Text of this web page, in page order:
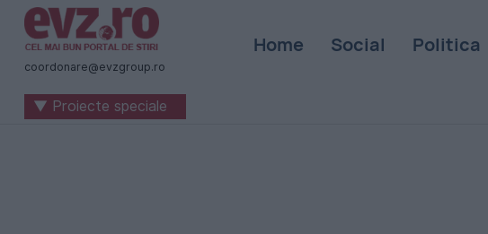
Știri
naționale
internaționale
coordonare@evzgroup.ro
Home Social Politica
▼ Proiecte speciale